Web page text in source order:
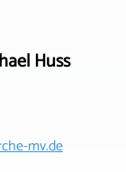
Huss
mv.de